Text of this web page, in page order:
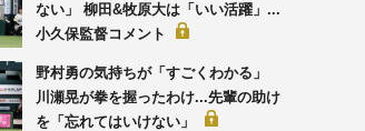
ない」 柳田&牧原大は「いい活躍」...
小久保監督コメント
野村勇の気持ちが「すごくわかる」
川瀬晃が拳を握ったわけ...先輩の助け
を「忘れてはいけない」